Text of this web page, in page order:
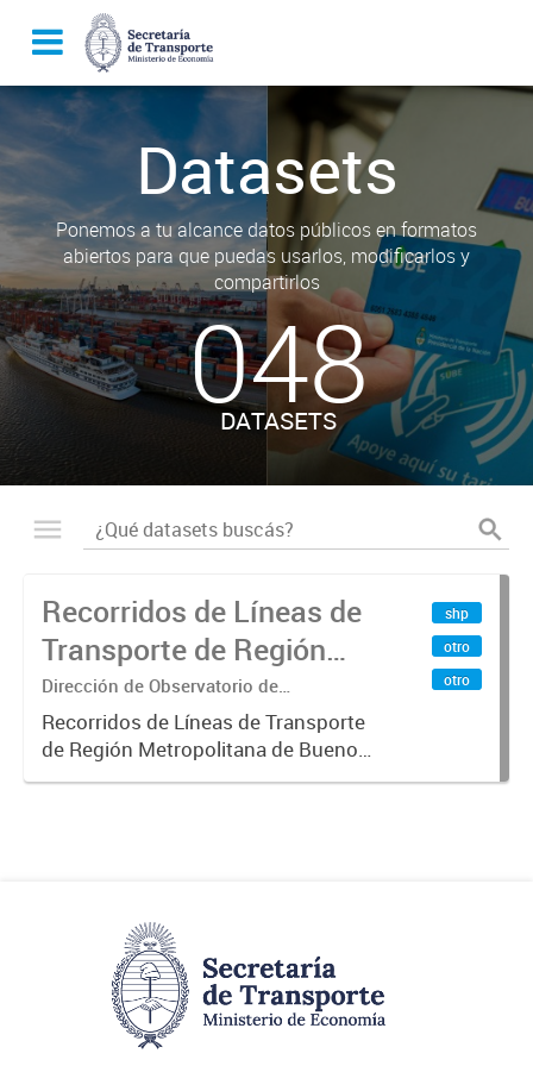
Datasets
Ponemos a tu alcance datos públicos en formatos
abiertos para que puedas usarlos, modificarlos y
compartirlos
048
DATASETS
Recorridos de Líneas de
Transporte de Región
Metropolitana de
Buenos Aires (RMBA)
Dirección de Observatorio de
Transporte, Estudio y Sistemas
Recorridos de Líneas de Transporte
de Región Metropolitana de Buenos
Aires (RMBA).-
shp
otro
otro